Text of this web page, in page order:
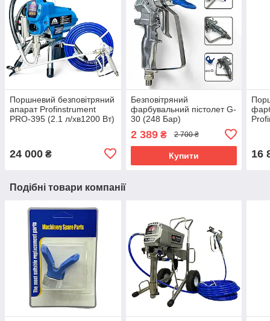
Поршневий безповітряний
апарат Profinstrument
PRO-395 (2.1 л/хв1200 Вт)
24 000 ₴
Безповітряний
фарбувальний пістолет G-
30 (248 Бар)
2 389₴ 2 700 ₴
Купити 16
Подібні товари компанії